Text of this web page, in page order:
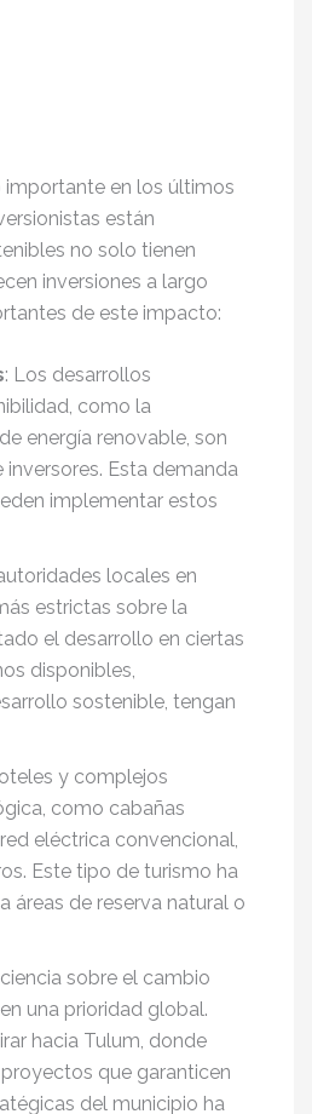
importante en los últimos
están
no solo tienen
inversiones a largo
de este impacto:
: Los desarrollos
como la
energía renovable, son
Esta demanda
implementar estos
locales en
estrictas sobre la
el desarrollo en ciertas
disponibles,
sostenible, tengan
y complejos
como cabañas
eléctrica convencional,
Este tipo de turismo ha
áreas de reserva natural o
sobre el cambio
una prioridad global.
hacia Tulum, donde
que garanticen
del municipio ha